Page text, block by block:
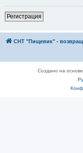
Регистрация
СНТ "Пищевик" -
Создано на основе